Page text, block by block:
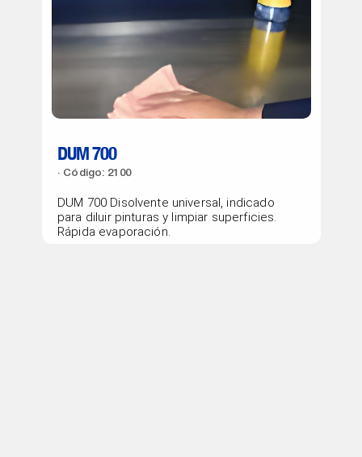
DUM 700
Código: 2100
DUM 700 Disolvente universal, indicado
para diluir pinturas y limpiar superficies.
Rápida evaporación.